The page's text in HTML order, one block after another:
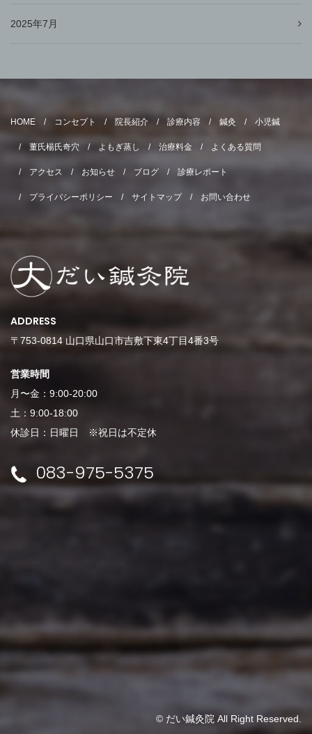
2025年7月
HOME コンセプト 院長紹介 診療内容 鍼灸 小児鍼
董氏楊氏奇穴 よもぎ蒸し 治療料金 よくある質問
アクセス お知らせ ブログ 診療レポート
プライバシーポリシー サイトマップ お問い合わせ
ADDRESS
〒753-0814 山口県山口市吉敷下東4丁目4番3号
営業時間
月〜金：9:00-20:00
土：9:00-18:00
休診日：日曜日 ※祝日は不定休
083-975-5375
© だい鍼灸院 All Right Reserved.